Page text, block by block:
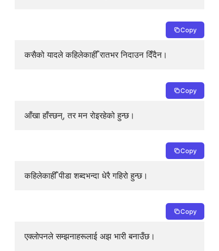
Copy
कसैको यादले कहिलेकाहीँ रातभर निदाउन दिँदैन।
Copy
आँखा हाँस्छन्, तर मन रोइरहेको हुन्छ।
Copy
कहिलेकाहीँ पीडा शब्दभन्दा धेरै गहिरो हुन्छ।
Copy
एक्लोपनले सम्झनाहरूलाई अझ भारी बनाउँछ।